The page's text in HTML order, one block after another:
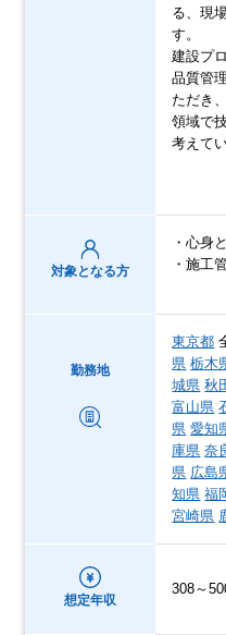
る、現
す。
建設プ
品質管
ただき
領域で
考えて
対象となる方
・心身
・施工
勤務地
東京都
県 栃木
城県 秋
富山県
県 愛知
庫県 奈
県 広島
知県 福
宮崎県
想定年収
308～